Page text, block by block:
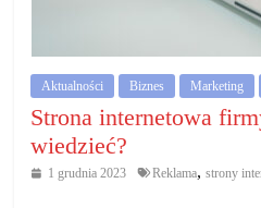
Porady
biznesowe
Aktualności Biznes Marketing
Strona internetowa
wiedzieć?
1 grudnia 2023 Reklama, strony